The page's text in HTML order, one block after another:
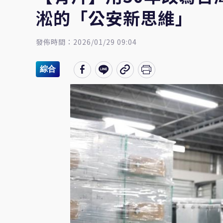
淞的「公安新思維」
發佈時間：2026/01/29 09:04
綜合